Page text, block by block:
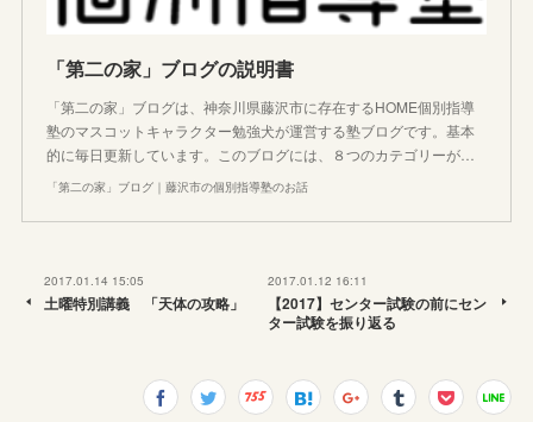
「第二の家」ブログの説明書
「第二の家」ブログは、神奈川県藤沢市に存在するHOME個別指導
塾のマスコットキャラクター勉強犬が運営する塾ブログです。基本
的に毎日更新しています。このブログには、８つのカテゴリーが…
「第二の家」ブログ｜藤沢市の個別指導塾のお話
2017.01.14 15:05
土曜特別講義 「天体の攻略」
2017.01.12 16:11
【2017】センター試験の前にセン
ター試験を振り返る